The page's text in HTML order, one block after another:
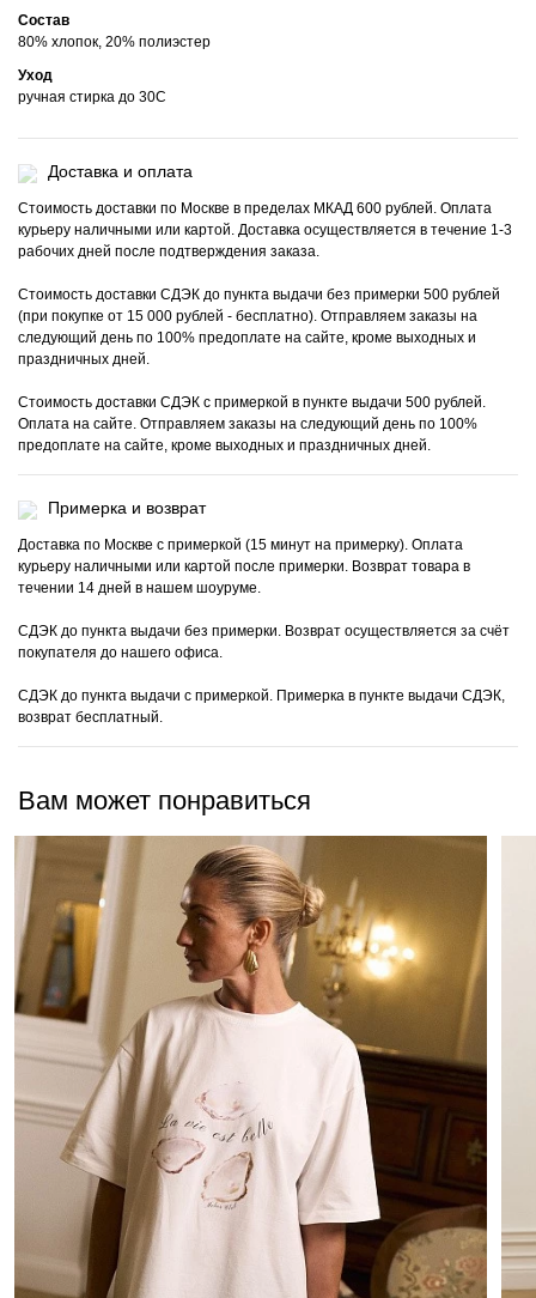
Состав
80% хлопок, 20% полиэстер
Уход
ручная стирка до 30С
Доставка и оплата
Стоимость доставки по Москве в пределах МКАД 600 рублей. Оплата
курьеру наличными или картой. Доставка осуществляется в течение 1-3
рабочих дней после подтверждения заказа.
Стоимость доставки СДЭК до пункта выдачи без примерки 500 рублей
(при покупке от 15 000 рублей - бесплатно). Отправляем заказы на
следующий день по 100% предоплате на сайте, кроме выходных и
праздничных дней.
Стоимость доставки СДЭК с примеркой в пункте выдачи 500 рублей.
Оплата на сайте. Отправляем заказы на следующий день по 100%
предоплате на сайте, кроме выходных и праздничных дней.
Примерка и возврат
Доставка по Москве с примеркой (15 минут на примерку). Оплата
курьеру наличными или картой после примерки. Возврат товара в
течении 14 дней в нашем шоуруме.
СДЭК до пункта выдачи без примерки. Возврат осуществляется за счёт
покупателя до нашего офиса.
СДЭК до пункта выдачи с примеркой. Примерка в пункте выдачи СДЭК,
возврат бесплатный.
Вам может понравиться